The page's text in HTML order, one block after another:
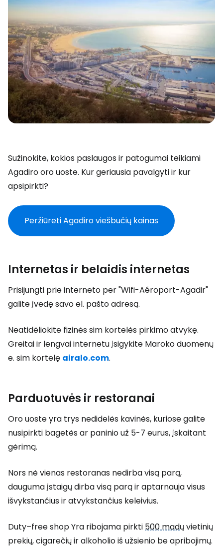
Sužinokite, kokios paslaugos ir patogumai teikiami
Agadiro oro uoste. Kur geriausia pavalgyti ir kur
apsipirkti?
Peržiūrėti Agadiro viešbučių kainas
Internetas ir belaidis internetas
Prisijungti prie interneto per "Wifi-Aéroport-Agadir"
galite įvedę savo el. pašto adresą.
Neatidėliokite fizinės sim kortelės pirkimo atvykę.
Greitai ir lengvai internetu įsigykite Maroko duomenų
e. sim kortelę airalo.com.
Parduotuvės ir restoranai
Oro uoste yra trys nedidelės kavinės, kuriose galite
nusipirkti bagetės ar paninio už 5-7 eurus, įskaitant
gėrimą.
Nors nė vienas restoranas nedirba visą parą,
dauguma įstaigų dirba visą parą ir aptarnauja visus
išvykstančius ir atvykstančius keleivius.
Duty–free shopYra ribojama pirkti500 madų vietinių
prekių, cigarečių ir alkoholio iš užsienio be apribojimų.